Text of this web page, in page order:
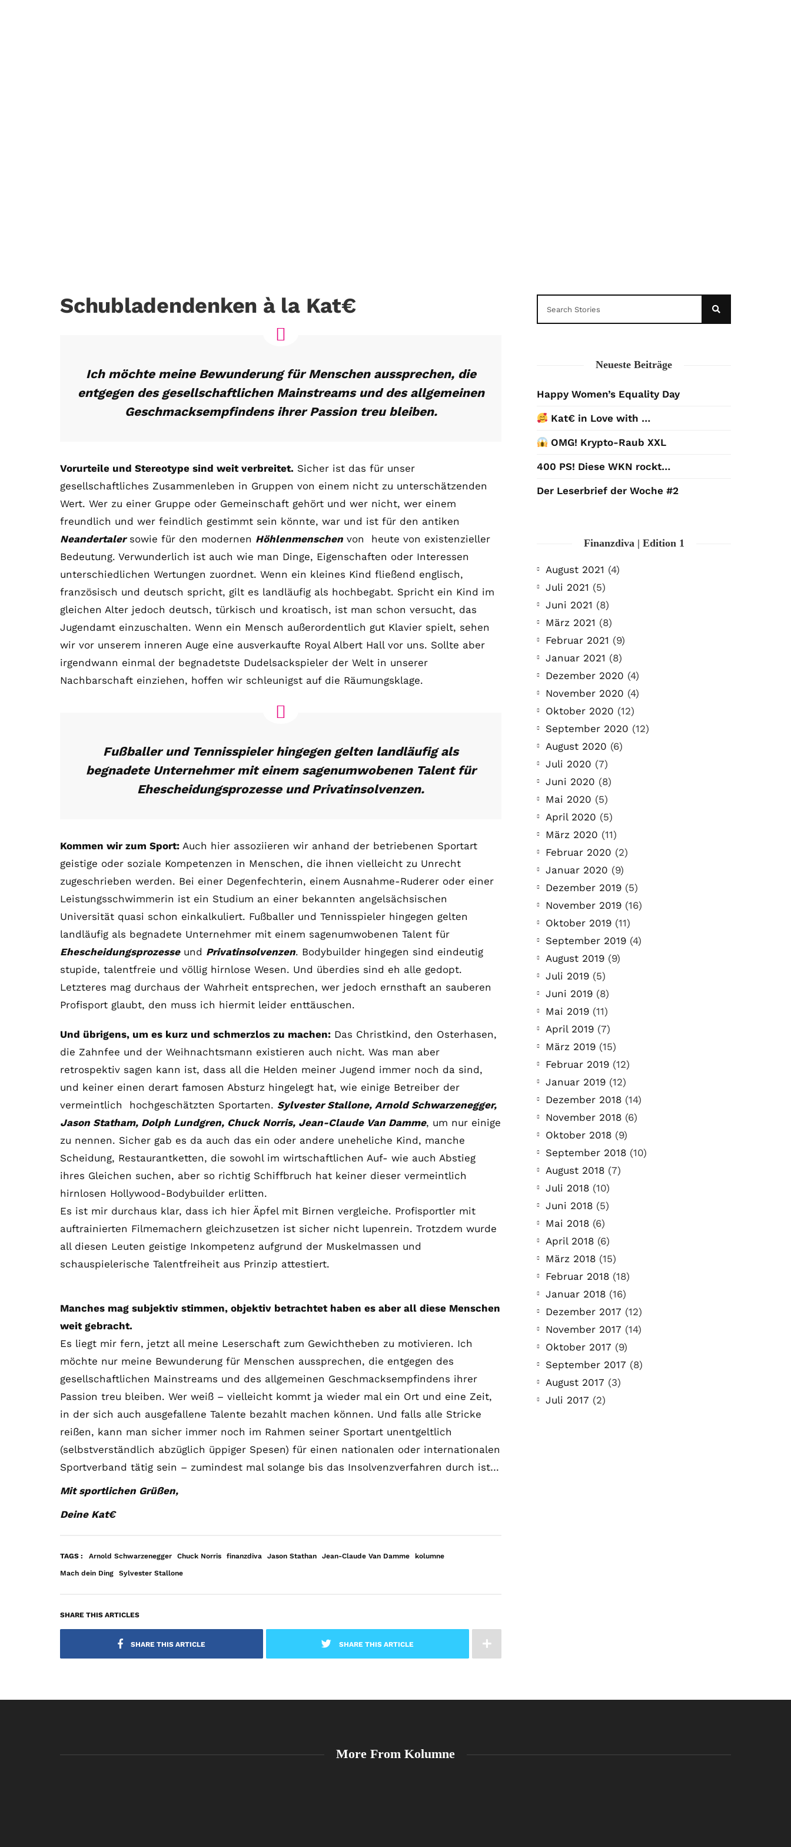
Schubladendenken à la Kat€
Ich möchte meine Bewunderung für Menschen aussprechen, die
entgegen des gesellschaftlichen Mainstreams und des allgemeinen
Geschmacksempfindens ihrer Passion treu bleiben.
Vorurteile und Stereotype sind weit verbreitet. Sicher ist das für unser
gesellschaftliches Zusammenleben in Gruppen von einem nicht zu unterschätzenden
Wert. Wer zu einer Gruppe oder Gemeinschaft gehört und wer nicht, wer einem
freundlich und wer feindlich gestimmt sein könnte, war und ist für den antiken
Neandertalersowie für den modernen Höhlenmenschen von heute von existenzieller
Bedeutung. Verwunderlich ist auch wie man Dinge, Eigenschaften oder Interessen
unterschiedlichen Wertungen zuordnet. Wenn ein kleines Kind fließend englisch,
französisch und deutsch spricht, gilt es landläufig als hochbegabt. Spricht ein Kind im
gleichen Alter jedoch deutsch, türkisch und kroatisch, ist man schon versucht, das
Jugendamt einzuschalten. Wenn ein Mensch außerordentlich gut Klavier spielt, sehen
wir vor unserem inneren Auge eine ausverkaufte Royal Albert Hall vor uns. Sollte aber
irgendwann einmal der begnadetste Dudelsackspieler der Welt in unserer
Nachbarschaft einziehen, hoffen wir schleunigst auf die Räumungsklage.
Fußballer und Tennisspieler hingegen gelten landläufig als
begnadete Unternehmer mit einem sagenumwobenen Talent für
Ehescheidungsprozesse und Privatinsolvenzen.
Kommen wir zum Sport: Auch hier assoziieren wir anhand der betriebenen Sportart
geistige oder soziale Kompetenzen in Menschen, die ihnen vielleicht zu Unrecht
zugeschrieben werden. Bei einer Degenfechterin, einem Ausnahme-Ruderer oder einer
Leistungsschwimmerin ist ein Studium an einer bekannten angelsächsischen
Universität quasi schon einkalkuliert. Fußballer und Tennisspieler hingegen gelten
landläufig als begnadete Unternehmer mit einem sagenumwobenen Talent für
Ehescheidungsprozesseund Privatinsolvenzen. Bodybuilder hingegen sind eindeutig
stupide, talentfreie und völlig hirnlose Wesen. Und überdies sind eh alle gedopt.
Letzteres mag durchaus der Wahrheit entsprechen, wer jedoch ernsthaft an sauberen
Profisport glaubt, den muss ich hiermit leider enttäuschen.
Und übrigens, um es kurz und schmerzlos zu machen: Das Christkind, den Osterhasen,
die Zahnfee und der Weihnachtsmann existieren auch nicht. Was man aber
retrospektiv sagen kann ist, dass all die Helden meiner Jugend immer noch da sind,
und keiner einen derart famosen Absturz hingelegt hat, wie einige Betreiber der
vermeintlich hochgeschätzten Sportarten. Sylvester Stallone, Arnold Schwarzenegger,
Jason Statham, Dolph Lundgren, Chuck Norris, Jean-Claude Van Damme, um nur einige
zu nennen. Sicher gab es da auch das ein oder andere uneheliche Kind, manche
Scheidung, Restaurantketten, die sowohl im wirtschaftlichen Auf- wie auch Abstieg
ihres Gleichen suchen, aber so richtig Schiffbruch hat keiner dieser vermeintlich
hirnlosen Hollywood-Bodybuilder erlitten.
Es ist mir durchaus klar, dass ich hier Äpfel mit Birnen vergleiche. Profisportler mit
auftrainierten Filmemachern gleichzusetzen ist sicher nicht lupenrein. Trotzdem wurde
all diesen Leuten geistige Inkompetenz aufgrund der Muskelmassen und
schauspielerische Talentfreiheit aus Prinzip attestiert.
Manches mag subjektiv stimmen, objektiv betrachtet haben es aber all diese Menschen
weit gebracht.
Es liegt mir fern, jetzt all meine Leserschaft zum Gewichtheben zu motivieren. Ich
möchte nur meine Bewunderung für Menschen aussprechen, die entgegen des
gesellschaftlichen Mainstreams und des allgemeinen Geschmacksempfindens ihrer
Passion treu bleiben. Wer weiß – vielleicht kommt ja wieder mal ein Ort und eine Zeit,
in der sich auch ausgefallene Talente bezahlt machen können. Und falls alle Stricke
reißen, kann man sicher immer noch im Rahmen seiner Sportart unentgeltlich
(selbstverständlich abzüglich üppiger Spesen) für einen nationalen oder internationalen
Sportverband tätig sein – zumindest mal solange bis das Insolvenzverfahren durch ist…
Mit sportlichen Grüßen,
Deine Kat€
TAGS : Arnold Schwarzenegger Chuck Norris finanzdiva Jason Stathan Jean-Claude Van Damme kolumne
Mach dein Ding Sylvester Stallone
SHARE THIS ARTICLES
SHARE THIS ARTICLE SHARE THIS ARTICLE
Neueste Beiträge
Happy Women’s Equality Day
Kat€ in Love with …
OMG! Krypto-Raub XXL
400 PS! Diese WKN rockt…
Der Leserbrief der Woche #2
Finanzdiva | Edition 1
August 2021 (4)
Juli 2021 (5)
Juni 2021 (8)
März 2021 (8)
Februar 2021 (9)
Januar 2021 (8)
Dezember 2020 (4)
November 2020 (4)
Oktober 2020 (12)
September 2020 (12)
August 2020 (6)
Juli 2020 (7)
Juni 2020 (8)
Mai 2020 (5)
April 2020 (5)
März 2020 (11)
Februar 2020 (2)
Januar 2020 (9)
Dezember 2019 (5)
November 2019 (16)
Oktober 2019 (11)
September 2019 (4)
August 2019 (9)
Juli 2019 (5)
Juni 2019 (8)
Mai 2019 (11)
April 2019 (7)
März 2019 (15)
Februar 2019 (12)
Januar 2019 (12)
Dezember 2018 (14)
November 2018 (6)
Oktober 2018 (9)
September 2018 (10)
August 2018 (7)
Juli 2018 (10)
Juni 2018 (5)
Mai 2018 (6)
April 2018 (6)
März 2018 (15)
Februar 2018 (18)
Januar 2018 (16)
Dezember 2017 (12)
November 2017 (14)
Oktober 2017 (9)
September 2017 (8)
August 2017 (3)
Juli 2017 (2)
More From Kolumne